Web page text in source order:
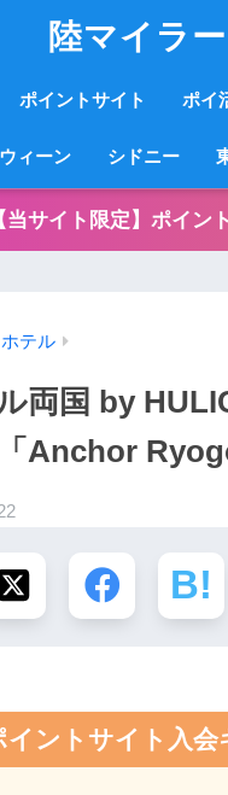
陸マイラ
ポイントサイト ポイ
ウィーン シドニー
当サイト限定】ポイン
テル
両国 by
Anchor
イントサイト入会